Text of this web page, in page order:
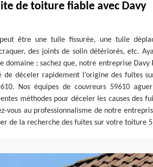
de toiture fiable avec Davy
être une tuile fissurée, une tuile
des joints de solin détériorés, etc.
domaine ; sachez que, notre entreprise Davy
de déceler rapidement l’origine des fuites
Nos équipes de couvreurs 59610
méthodes pour déceler les causes des
vous au professionnalisme de notre
de la recherche des fuites sur votre toiture